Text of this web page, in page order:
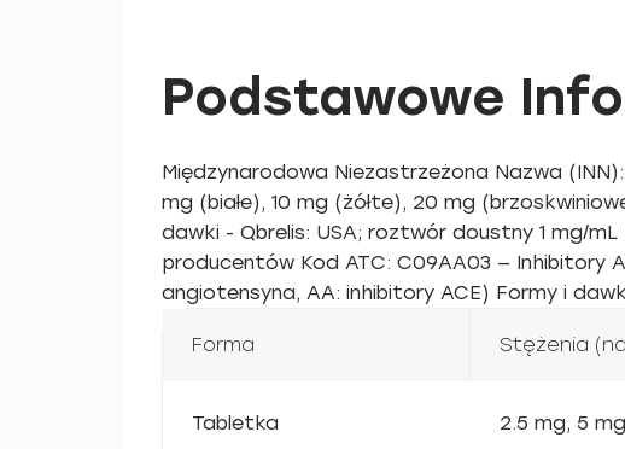
Podstawowe
Międzynarodowa Niezastrzeżona Nazwa
mg (białe), 10 mg (żółte), 20 mg
dawki - Qbrelis: USA; roztwór doustny 1 mg/
producentów Kod ATC: C09AA03 — Inhibitory
angiotensyna, AA: inhibitory ACE) Formy i
Forma Stężenia
Tabletka 2.5 mg, 5